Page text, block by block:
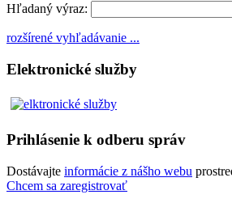
Hľadaný výraz:
rozšírené vyhľadávanie ...
Elektronické služby
Prihlásenie k odberu správ
Dostávajte informácie z nášho webu
Chcem sa zaregistrovať